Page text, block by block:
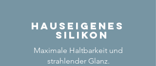
Hauseigenes
Silikon
Maximale Haltbarkeit und
strahlender Glanz.